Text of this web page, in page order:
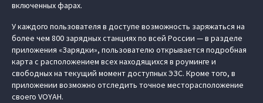
включенных фарах.
У каждого пользователя в доступе возможность заряжаться на
более чем 800 зарядных станциях по всей России — в разделе
приложения «Зарядки», пользователю открывается подробная
карта с расположением всех находящихся в роуминге и
свободных на текущий момент доступных ЭЗС. Кроме того, в
приложении возможно отследить точное месторасположение
своего VOYAH.